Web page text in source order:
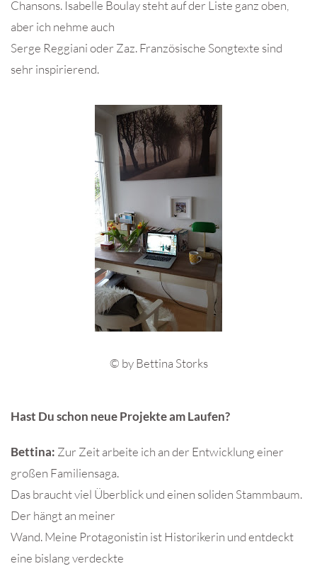
Chansons. Isabelle Boulay steht auf der Liste ganz oben,
aber ich nehme auch
Serge Reggiani oder Zaz. Französische Songtexte sind
sehr inspirierend.
© by Bettina Storks
Hast Du schon neue Projekte am Laufen?
Bettina: Zur Zeit arbeite ich an der Entwicklung einer
großen Familiensaga.
Das braucht viel Überblick und einen soliden Stammbaum.
Der hängt an meiner
Wand. Meine Protagonistin ist Historikerin und entdeckt
eine bislang verdeckte